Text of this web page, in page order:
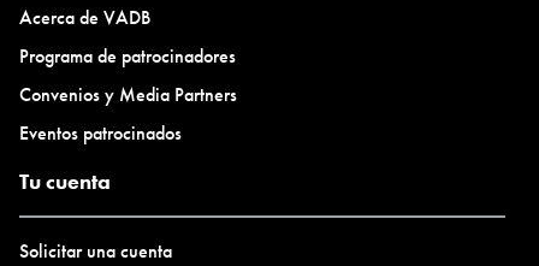
Acerca de VADB
Programa de patrocinadores
Convenios y Media Partners
Eventos patrocinados
Tu cuenta
Solicitar una cuenta